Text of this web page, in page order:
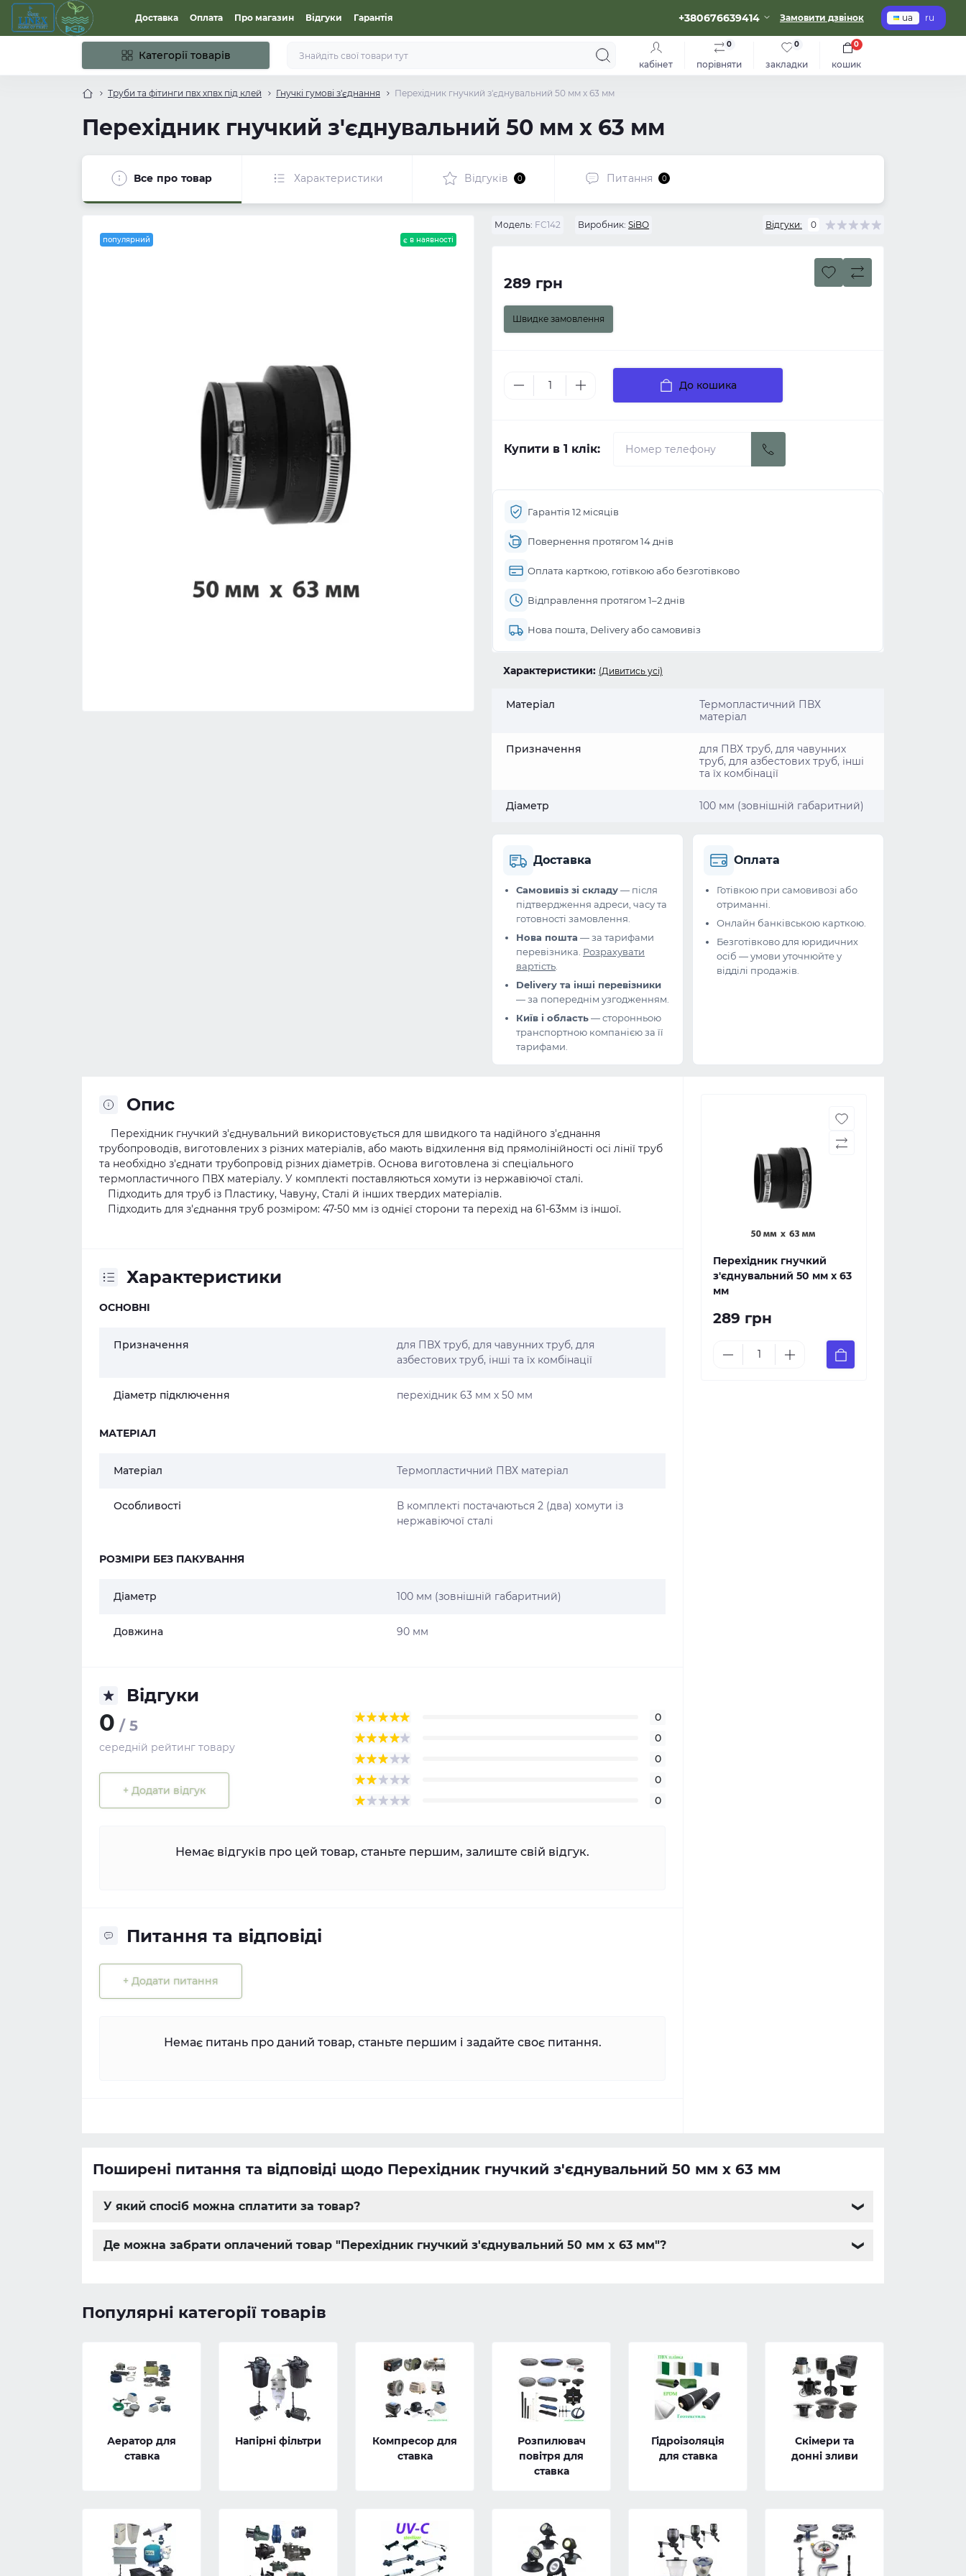
Доставка Оплата Про магазин Відгуки Гарантія +380676639414 Замовити дзвінок ua ru
Категорії товарів
кабінет порівняти
0
закладки
0
кошик
0
Труби та фітинги пвх хпвх під клей Гнучкі гумові з'єднання Перехідник гнучкий з'єднувальний 50 мм x 63 мм
Перехідник гнучкий з'єднувальний 50 мм x 63 мм
Все про товар Характеристики Відгуків 0 Питання 0
популярний є в наявності
Модель: FC142 Виробник: SiBO Відгуки: 0
289 грн
Швидке замовлення
До кошика
Купити в 1 клік:
Гарантія 12 місяців
Повернення протягом 14 днів
Оплата карткою, готівкою або безготівково
Відправлення протягом 1–2 днів
Нова пошта, Delivery або самовивіз
Характеристики: (Дивитись усі)
Матеріал
Термопластичний ПВХ
матеріал
Призначення
для ПВХ труб, для чавунних
труб, для азбестових труб, інші
та їх комбінації
Діаметр 100 мм (зовнішній габаритний)
Доставка
Самовивіз зі складу— після
підтвердження адреси, часу та
готовності замовлення.
Нова пошта — за тарифами
перевізника. Розрахувати
вартість
Delivery та інші перевізники
— за попереднім узгодженням.
Київ і область— сторонньою
транспортною компанією за її
тарифами.
Оплата
Готівкою при самовивозі або
отриманні.
Онлайн банківською карткою.
Безготівково для юридичних
осіб — умови уточнюйте у
відділі продажів.
Опис
Перехідник гнучкий з'єднувальний використовується для швидкого та надійного з'єднання
трубопроводів, виготовлених з різних матеріалів, або мають відхилення від прямолінійності осі лінії труб
та необхідно з'єднати трубопровід різних діаметрів. Основа виготовлена зі спеціального
термопластичного ПВХ матеріалу. У комплекті поставляються хомути із нержавіючої сталі.
Підходить для труб із Пластику, Чавуну, Сталі й інших твердих матеріалів.
Підходить для з'єднання труб розміром: 47-50 мм із однієї сторони та перехід на 61-63мм із іншої.
Характеристики
ОСНОВНІ
Призначення
для ПВХ труб, для чавунних труб, для
азбестових труб, інші та їх комбінації
Діаметр підключення перехідник 63 мм х 50 мм
МАТЕРІАЛ
Матеріал Термопластичний ПВХ матеріал
Особливості
В комплекті постачаються 2 (два) хомути із
нержавіючої сталі
РОЗМІРИ БЕЗ ПАКУВАННЯ
Діаметр 100 мм (зовнішній габаритний)
Довжина 90 мм
Відгуки
0 / 5
середній рейтинг товару
+ Додати відгук
0
0
0
0
0
Немає відгуків про цей товар, станьте першим, залиште свій відгук.
Питання та відповіді
+ Додати питання
Немає питань про даний товар, станьте першим і задайте своє питання.
Перехідник гнучкий
з'єднувальний 50 мм x 63
мм
289 грн
Поширені питання та відповіді щодо Перехідник гнучкий з'єднувальний 50 мм x 63 мм
У який спосіб можна сплатити за товар? ❯
Де можна забрати оплачений товар "Перехідник гнучкий з'єднувальний 50 мм x 63 мм"? ❯
Популярні категорії товарів
Аератор для
ставка
Напірні фільтри
Компресор для
ставка
Розпилювач
повітря для
ставка
Гідроізоляція
для ставка
Скімери та
донні зливи